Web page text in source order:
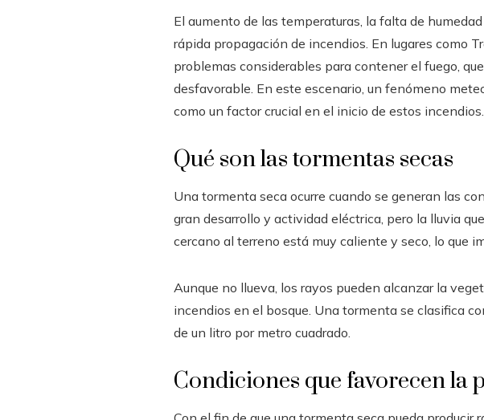
El aumento de las temperaturas, la falta de
rápida propagación de incendios. En lugares como
problemas considerables para contener el fuego,
desfavorable. En este escenario, un fenómeno
como un factor crucial en el inicio de estos incendios.
Qué son las tormentas secas
Una tormenta seca ocurre cuando se generan las
gran desarrollo y actividad eléctrica, pero la lluvia
cercano al terreno está muy caliente y seco, lo que
Aunque no llueva, los rayos pueden alcanzar la
incendios en el bosque. Una tormenta se clasifica
de un litro por metro cuadrado.
Condiciones que favorecen la